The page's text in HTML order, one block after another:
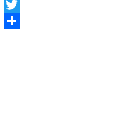
Facebook
Twitter